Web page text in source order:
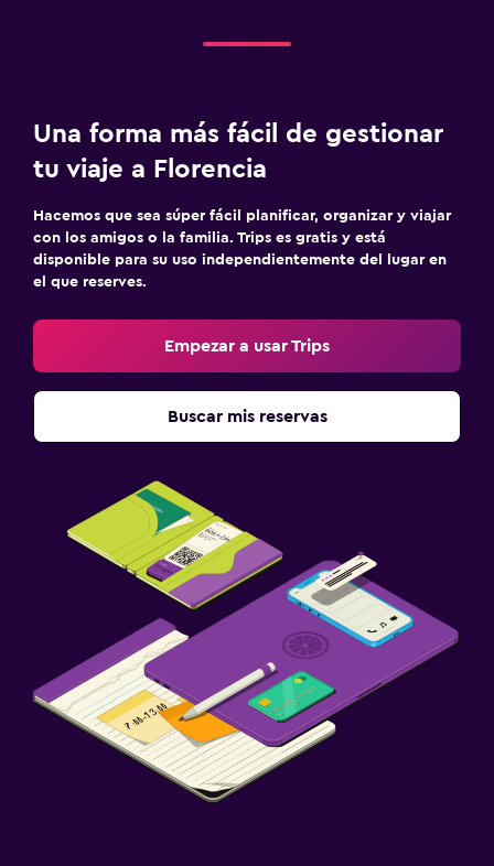
Una forma más fácil de gestionar
tu viaje a Florencia
Hacemos que sea súper fácil planificar, organizar y viajar
con los amigos o la familia. Trips es gratis y está
disponible para su uso independientemente del lugar en
el que reserves.
Empezar a usar Trips
Buscar mis reservas